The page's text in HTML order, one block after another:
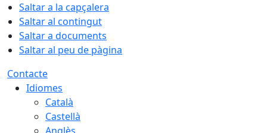
Saltar a la capçalera
Saltar al contingut
Saltar a documents
Saltar al peu de pàgina
Contacte
Idiomes
Català
Castellà